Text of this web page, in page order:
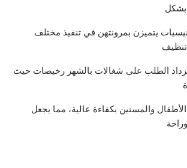
بشكل
يتميزن بمرونتهن في تنفيذ مختلف
تنظيف
الطلب على شغالات بالشهر رخيصات حيث
والمسنين بكفاءة عالية، مما يجعل